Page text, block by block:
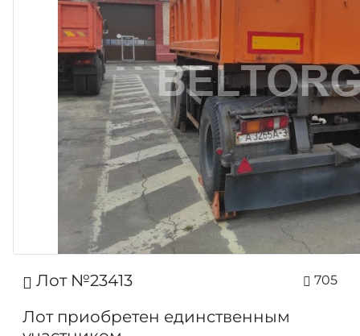
Лот №23413 705
Лот приобретен единственным